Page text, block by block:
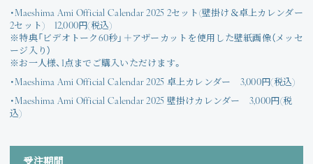
・Maeshima Ami Official Calendar 2025 2セット(壁掛け＆卓上カレンダー
2セット) 12,000円(税込)
※特典「ビデオトーク60秒」＋アザーカットを使用した壁紙画像（メッセ
ージ入り）
※お一人様、1点までご購入いただけます。
・Maeshima Ami Official Calendar 2025 卓上カレンダー 3,000円(税込)
・Maeshima Ami Official Calendar 2025 壁掛けカレンダー 3,000円(税
込)